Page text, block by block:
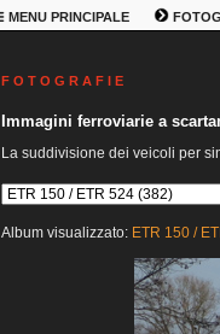
MENU PRINCIPALE
F O T O G R A F I E
Immagini ferroviarie a
La suddivisione dei veicoli per
Album visualizzato: ETR 150 /